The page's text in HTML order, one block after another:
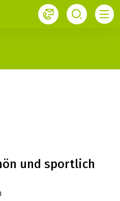
und sportlich